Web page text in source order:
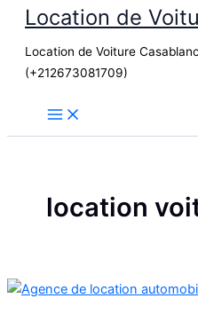
contenu
Location de
Location de Voiture
(+212673081709)
location